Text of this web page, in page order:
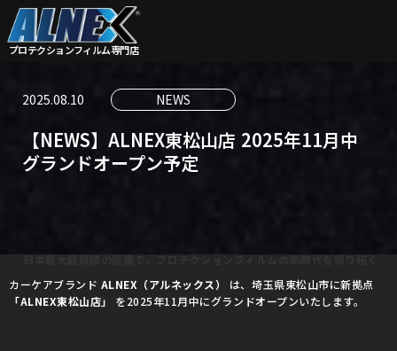
プロテクションフィルム専門店
2025.08.10 NEWS
【NEWS】ALNEX東松山店 2025年11月中
グランドオープン予定
― 日本最大級規模の設備で、プロテクションフィルムの新時代を切り拓く
カーケアブランド ALNEX（アルネックス）
は、埼玉県東松山市に新拠点
「ALNEX東松山店」
を2025年11月中にグランドオープンいたします。